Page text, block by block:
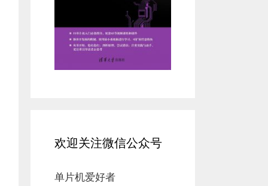
欢迎关注微信公众号
单片机爱好者